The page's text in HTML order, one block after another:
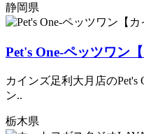
静岡県
Pet's One-ペッツワン
カインズ足利大月店のPet's
ン..
栃木県